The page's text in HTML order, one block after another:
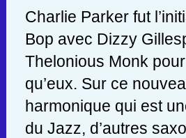
Charlie Parker fut
Bop avec Dizzy
Thelonious Monk
qu’eux. Sur ce
harmonique qui est
du Jazz, d’autres